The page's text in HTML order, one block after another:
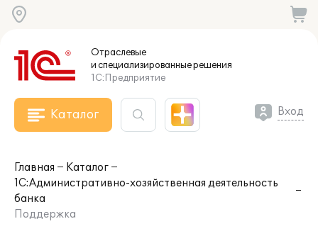
Отраслевые
и специализированныерешения
1С:Предприятие
Каталог Вход
Главная
Каталог
1С:Административно-хозяйственная деятельность
банка
Поддержка